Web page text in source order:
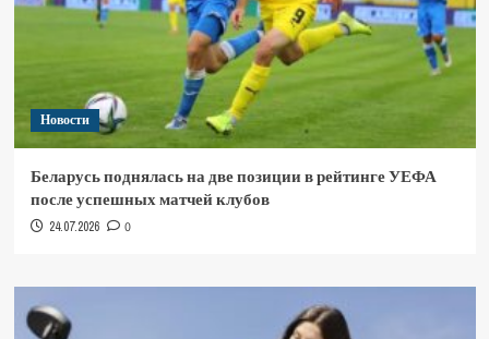
Новости
Беларусь поднялась на две позиции в рейтинге УЕФА
после успешных матчей клубов
24.07.2026 0